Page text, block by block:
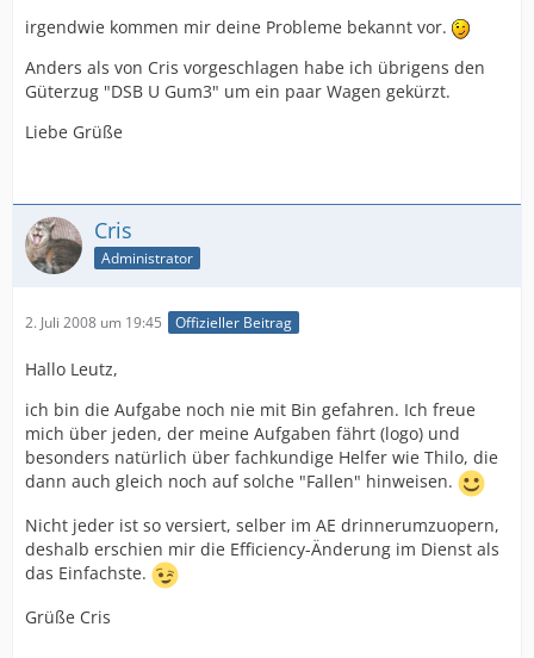
irgendwie kommen mir deine Probleme bekannt vor.
Anders als von Cris vorgeschlagen habe ich übrigens den
Güterzug "DSB U Gum3" um ein paar Wagen gekürzt.
Liebe Grüße
Cris
Administrator
2. Juli 2008 um 19:45 Offizieller Beitrag
Hallo Leutz,
ich bin die Aufgabe noch nie mit Bin gefahren. Ich freue
mich über jeden, der meine Aufgaben fährt (logo) und
besonders natürlich über fachkundige Helfer wie Thilo, die
dann auch gleich noch auf solche "Fallen" hinweisen.
Nicht jeder ist so versiert, selber im AE drinnerumzuopern,
deshalb erschien mir die Efficiency-Änderung im Dienst als
das Einfachste.
Grüße Cris